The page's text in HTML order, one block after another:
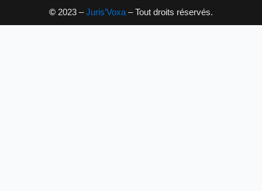
© 2023 –Juris’Voxa– Tout droits réservés.